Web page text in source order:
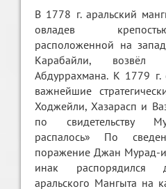
В 1778 г. аральский
овладев
расположенной на
Карабайли,
Абдуррахмана. К 1779 г.
важнейшие
Ходжейли, Хазарасп и
по свидетельству
распалось» По
поражение Джан Мурад-
инак распорядился
аральского Мангыта на